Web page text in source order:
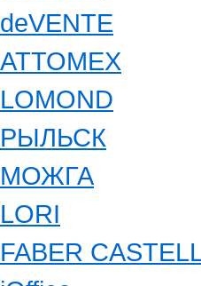
deVENTE
ATTOMEX
LOMOND
РЫЛЬСК
МОЖГА
LORI
FABER